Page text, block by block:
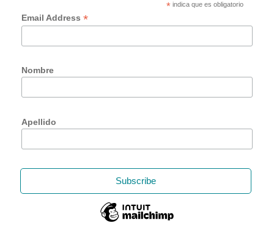
*indica que es obligatorio
Email Address *
Nombre
Apellido